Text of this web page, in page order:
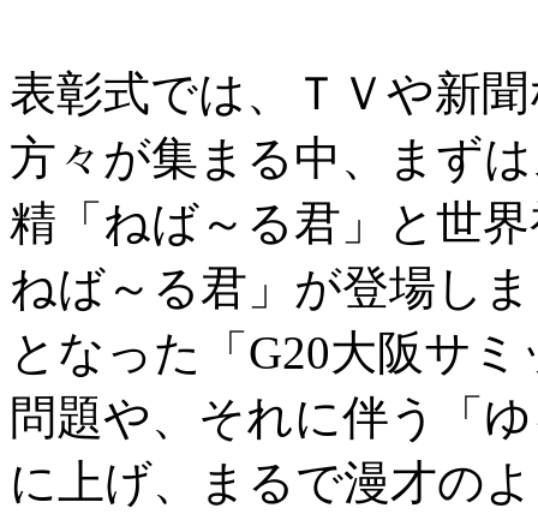
表彰式では、ＴＶや新
方々が集まる中、まず
精「ねば～る君」と世
ねば～る君」が登場し
となった「G20大阪サ
問題や、それに伴う「
に上げ、まるで漫才の